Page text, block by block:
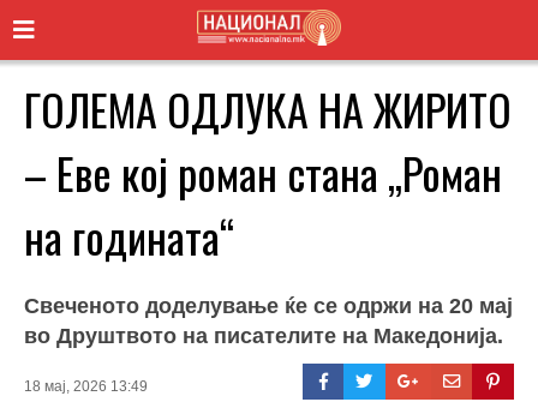
ГОЛЕМА ОДЛУКА НА ЖИРИТО
– Еве кој роман стана „Роман
на годината“
Свеченото доделување ќе се одржи на 20 мај
во Друштвото на писателите на Македонија.
18 мај, 2026 13:49